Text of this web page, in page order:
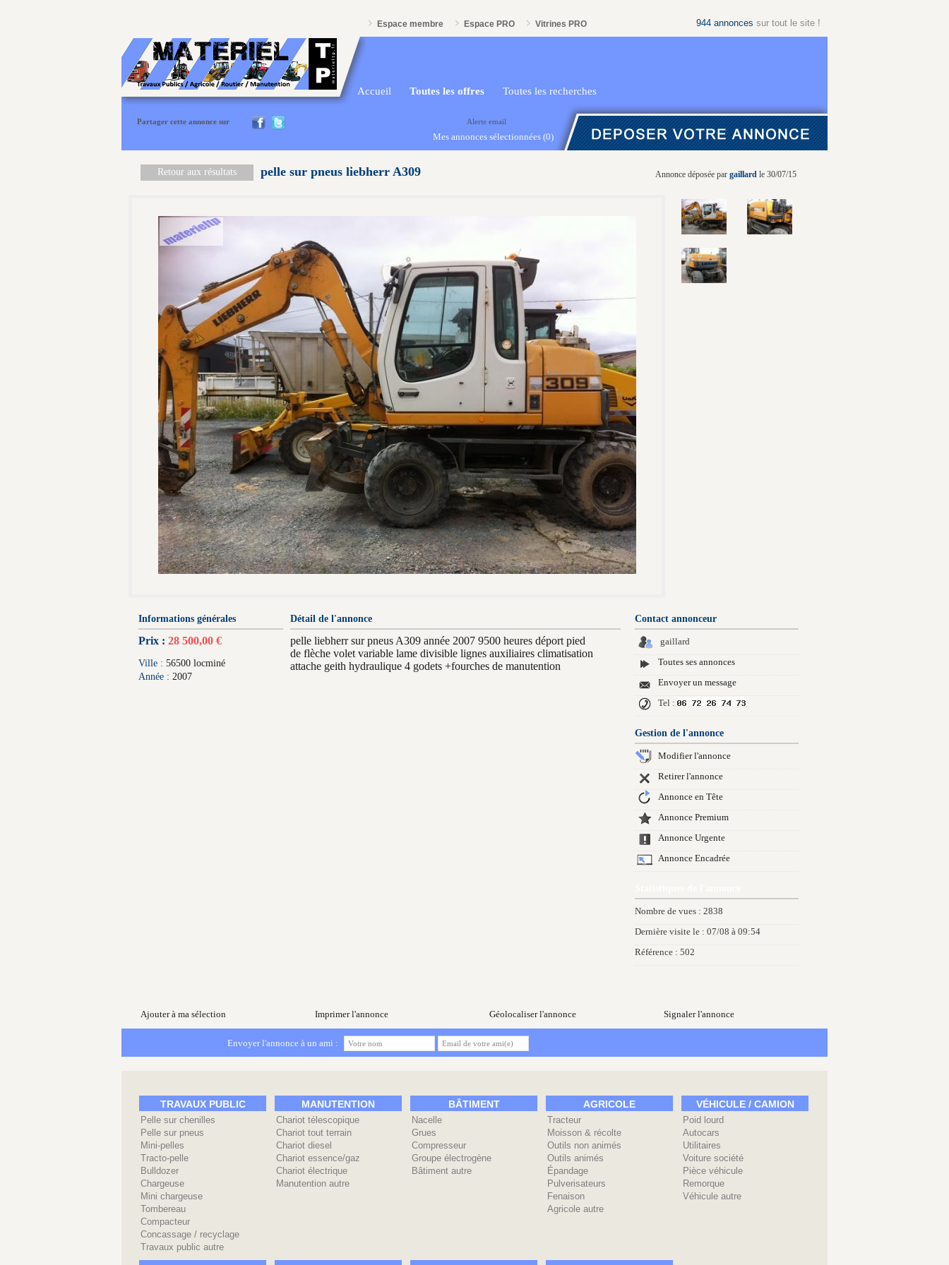
Espace membre Espace PRO Vitrines PRO 944 annonces sur tout le site !
Accueil Toutes les offres Toutes les recherches
Partager cette annonce sur Alerte email
Mes annonces sélectionnées (0)
Retour aux résultats pelle sur pneus liebherr A309 Annonce déposée par gaillard le 30/07/15
Informations générales
Prix : 28 500,00 €
Ville : 56500 locminé
Année : 2007
Détail de l'annonce
pelle liebherr sur pneus A309 année 2007 9500 heures déport pied
de flèche volet variable lame divisible lignes auxiliaires climatisation
attache geith hydraulique 4 godets +fourches de manutention
Contact annonceur
gaillard
Toutes ses annonces
Envoyer un message
Tel :
Gestion de l'annonce
Modifier l'annonce
Retirer l'annonce
Annonce en Tête
Annonce Premium
Annonce Urgente
Annonce Encadrée
Nombre de vues : 2838
Dernière visite le : 07/08 à 09:54
Référence : 502
Ajouter à ma sélection Imprimer l'annonce Géolocaliser l'annonce Signaler l'annonce
Envoyer l'annonce à un ami :
TRAVAUX PUBLIC
Pelle sur chenilles
Pelle sur pneus
Mini-pelles
Tracto-pelle
Bulldozer
Chargeuse
Mini chargeuse
Tombereau
Compacteur
Concassage / recyclage
Travaux public autre
MANUTENTION
Chariot télescopique
Chariot tout terrain
Chariot diesel
Chariot essence/gaz
Chariot électrique
Manutention autre
BÂTIMENT
Nacelle
Grues
Compresseur
Groupe électrogène
Bâtiment autre
AGRICOLE
Tracteur
Moisson & récolte
Outils non animés
Outils animés
Épandage
Pulverisateurs
Fenaison
Agricole autre
VÉHICULE / CAMION
Poid lourd
Autocars
Utilitaires
Voiture société
Pièce véhicule
Remorque
Véhicule autre